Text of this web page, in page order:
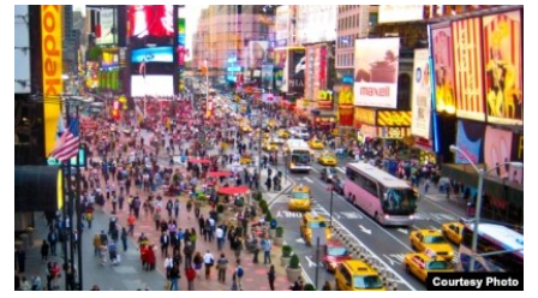
hướng
chính
Đi
tới
"Tìm"
MỤC
TỰ DO BÁO CHÍ
VẠCH TRẦN TIN GIẢ
NGƯỜI VIỆT HẢI NGOẠI
ĐỜI SỐNG
KINH TẾ
KHOA HỌC
CHUYÊN ĐỀ
CHIẾN TRANH THƯƠNG MẠI CỦA MỸ: QUÁ KHỨ VÀ HIỆN
TẠI
HÀNH TRÌNH BẦU CỬ 2024
MỘT NĂM CHIẾN TRANH TẠI DẢI GAZA
GIẢI MÃ VÀNH ĐAI & CON ĐƯỜNG
HỌC TIẾNG ANH
VIDEO
NGHE
MẠNG XÃ HỘI